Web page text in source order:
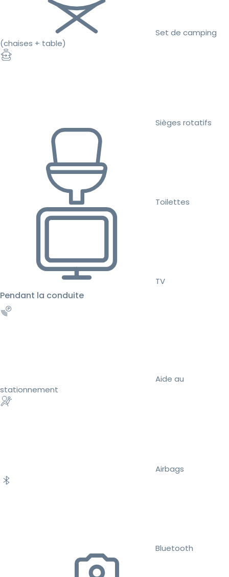
Set de camping
(chaises + table)
Sièges rotatifs
Toilettes
TV
Pendant la conduite
Aide au
stationnement
Airbags
Bluetooth